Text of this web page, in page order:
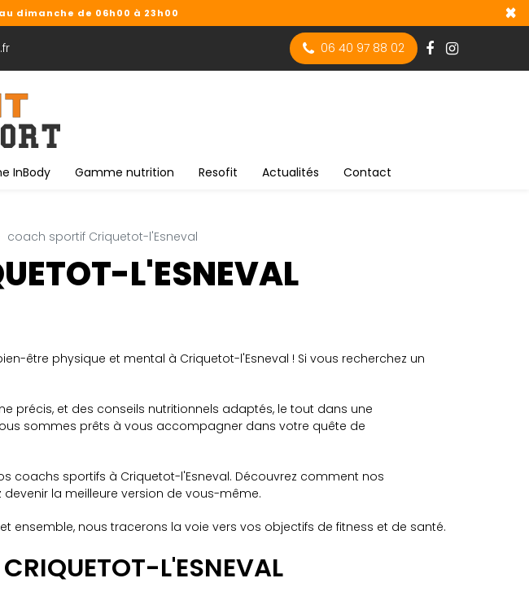
dimanche de 06h00 à 23h00 ×
06 40 97 88 02
InBody Gamme nutrition Resofit Actualités Contact
coach sportif Criquetot-l'Esneval
L'ESNEVAL
être physique et mental à Criquetot-l'Esneval ! Si vous recherchez un
précis, et des conseils nutritionnels adaptés, le tout dans une
sommes prêts à vous accompagner dans votre quête de
coachs sportifs à Criquetot-l'Esneval. Découvrez comment nos
la meilleure version de vous-même.
ensemble, nous tracerons la voie vers vos objectifs de fitness et de santé.
L'ESNEVAL